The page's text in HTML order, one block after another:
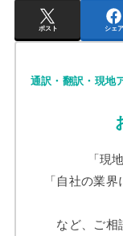
ポスト シェア
通訳・翻訳・現地
「現
「自社の業
など、ご相